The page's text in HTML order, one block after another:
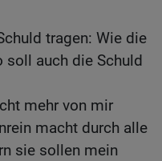
tragen: Wie die
soll auch die Schuld
mehr von mir
macht durch alle
sie sollen mein